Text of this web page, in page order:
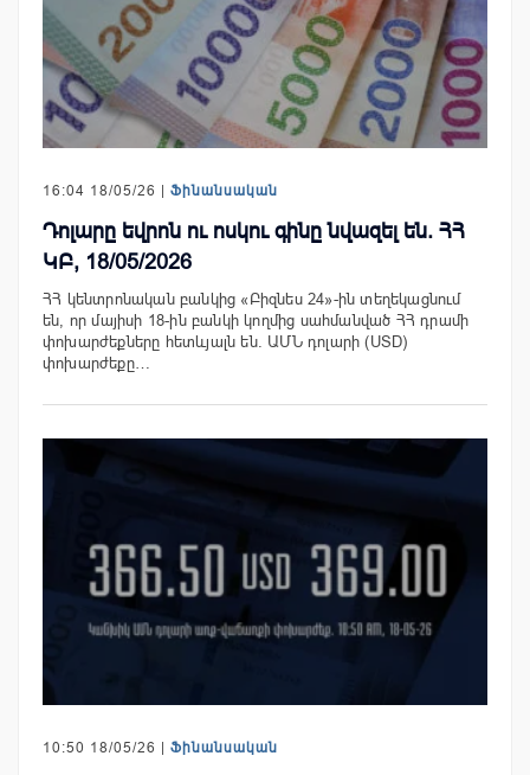
16:04 18/05/26 | Ֆինանսական
Դոլարը եվրոն ու ոսկու գինը նվազել են. ՀՀ
ԿԲ, 18/05/2026
ՀՀ կենտրոնական բանկից «Բիզնես 24»-ին տեղեկացնում
են, որ մայիսի 18-ին բանկի կողմից սահմանված ՀՀ դրամի
փոխարժեքները հետևյալն են. ԱՄՆ դոլարի (USD)
փոխարժեքը…
10:50 18/05/26 | Ֆինանսական